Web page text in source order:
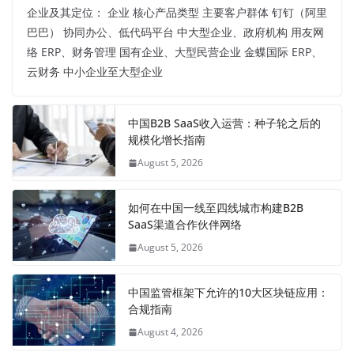
企业及其定位： 企业 核心产品类型 主要客户群体 钉钉（阿里
巴巴） 协同办公、低代码平台 中大型企业、政府机构 用友网
络 ERP、财务管理 国有企业、大型民营企业 金蝶国际 ERP、
云财务 中小企业至大型企业
中国B2B SaaS收入运营：种子轮之后的
规模化增长指南
August 5, 2026
如何在中国一线至四线城市构建B2B
SaaS渠道合作伙伴网络
August 5, 2026
中国监管框架下允许的10大区块链应用：
合规指南
August 4, 2026